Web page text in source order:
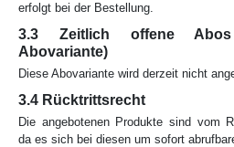
erfolgt bei der Bestellung.
3.3 Zeitlich offene Abos
Abovariante)
Diese Abovariante wird derzeit nicht
3.4 Rücktrittsrecht
Die angebotenen Produkte sind vom
da es sich bei diesen um sofort